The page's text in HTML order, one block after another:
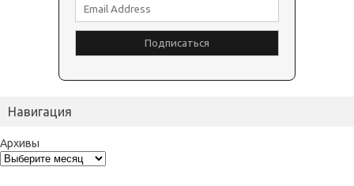
Навигация
Архивы